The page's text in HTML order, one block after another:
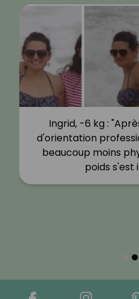
Ingrid, -6 kg :
d'orientation
beaucoup moins
poids s'est